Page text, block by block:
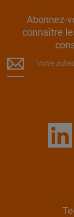
Abonnez-
connaître